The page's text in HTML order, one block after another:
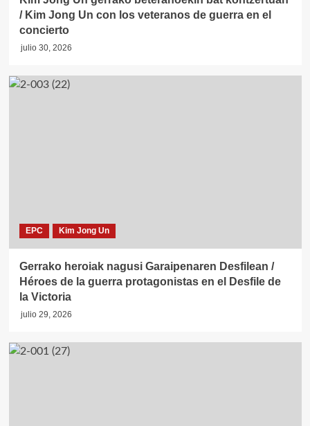
/ Kim Jong Un con los veteranos de guerra en el
concierto
julio 30, 2026
EPC Kim Jong Un
Gerrako heroiak nagusi Garaipenaren Desfilean /
Héroes de la guerra protagonistas en el Desfile de
la Victoria
julio 29, 2026